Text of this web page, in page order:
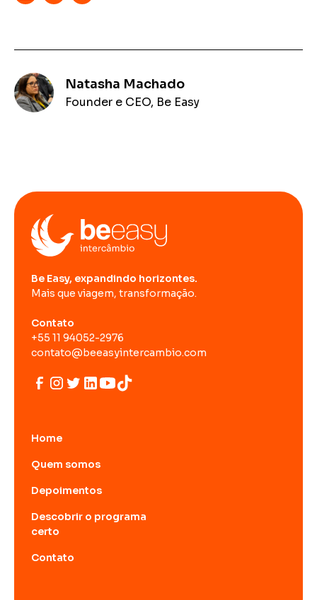
Natasha Machado
Founder e CEO, Be Easy
Be Easy, expandindo horizontes.
Mais que viagem, transformação.
Contato
+55 11 94052-2976
contato@beeasyintercambio.com
Home
Quem somos
Depoimentos
Descobrir o programa
certo
Contato